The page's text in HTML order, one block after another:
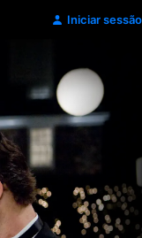
Iniciar sessão